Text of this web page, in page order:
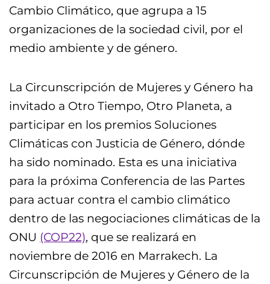
Cambio Climático, que agrupa a 15
organizaciones de la sociedad civil, por el
medio ambiente y de género.
La Circunscripción de Mujeres y Género ha
invitado a Otro Tiempo, Otro Planeta, a
participar en los premios Soluciones
Climáticas con Justicia de Género, dónde
ha sido nominado. Esta es una iniciativa
para la próxima Conferencia de las Partes
para actuar contra el cambio climático
dentro de las negociaciones climáticas de la
ONU (COP22), que se realizará en
noviembre de 2016 en Marrakech. La
Circunscripción de Mujeres y Género de la